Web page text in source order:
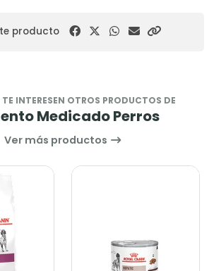
producto
TE INTERESEN OTROS PRODUCTOS DE
Medicado Perros
Ver más productos